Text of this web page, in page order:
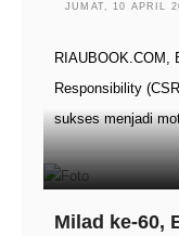
JUMAT, 10 APRIL
RIAUBOOK.COM,
Responsibility
sukses menjadi
Milad ke-60,